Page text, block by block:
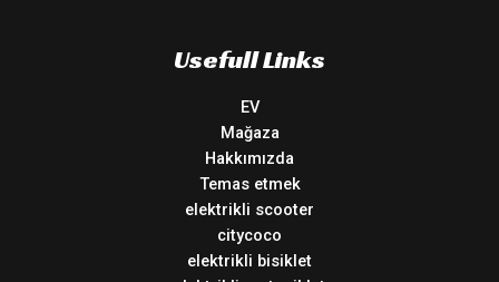
Usefull Links
EV
Mağaza
Hakkımızda
Temas etmek
elektrikli scooter
citycoco
elektrikli bisiklet